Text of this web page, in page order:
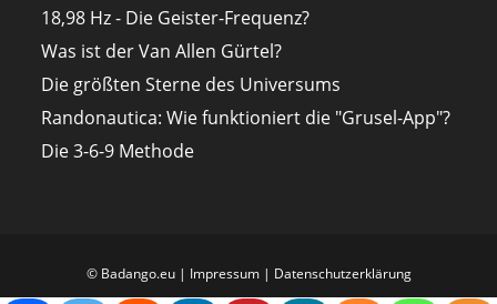
18,98 Hz - Die Geister-Frequenz?
Was ist der Van Allen Gürtel?
Die größten Sterne des Universums
Randonautica: Wie funktioniert die "Grusel-App"?
Die 3-6-9 Methode
© Badango.eu | Impressum| Datenschutzerklärung